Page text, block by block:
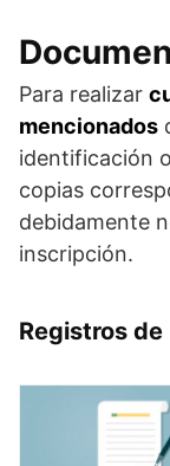
Para realizar
mencionados
identificación
copias
debidamente
inscripción.
Registros